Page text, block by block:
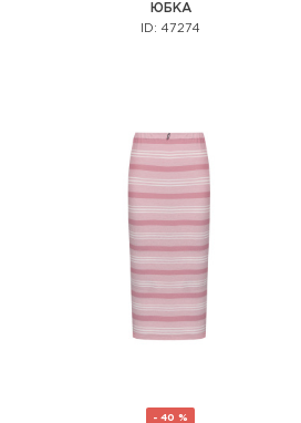
ЮБКА
ID: 47274
- 40 %